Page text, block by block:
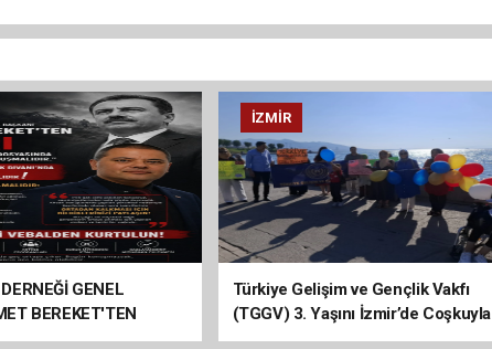
GENEL
BEREKET'TEN
İZMIR
Türkiye Gelişim ve Gençlik Vakfı
(TGGV) 3. Yaşını İzmir’de Coşkuyla
Kutladı